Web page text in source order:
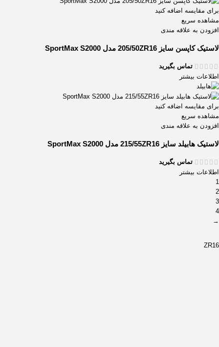
برای مقایسه اضافه کنید
مشاهده سریع
افزودن به علاقه مندی
لاستیک کاپسن سایز 205/50ZR16 مدل SportMax S2000
تماس بگیرید
اطلاعات بیشتر
برای مقایسه اضافه کنید
مشاهده سریع
افزودن به علاقه مندی
لاستیک هابیلد سایز 215/55ZR16 مدل SportMax S2000
تماس بگیرید
اطلاعات بیشتر
1
2
3
4
→
ZR16